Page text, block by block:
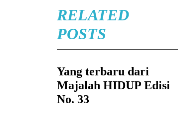
RELATED
POSTS
Yang terbaru dari
Majalah HIDUP Edisi
No. 33